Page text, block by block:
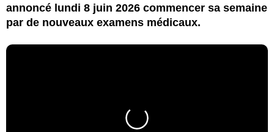
annoncé lundi 8 juin 2026 commencer sa semaine
par de nouveaux examens médicaux.